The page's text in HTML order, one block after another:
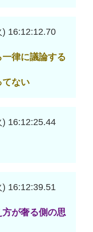
16:12:12.70
律に議論する
てない
16:12:25.44
16:12:39.51
が奢る側の思